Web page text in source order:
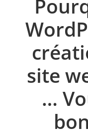
site
…